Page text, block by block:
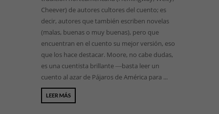
Cheever) de autores cultores del cuento; es
decir, autores que también escriben novelas
(malas, buenas o muy buenas), pero que
encuentran en el cuento su mejor versión, eso
que los hace destacar. Moore, no cabe dudas,
es una cuentista brillante ―basta leer un
cuento al azar de Pájaros de América para ...
LEER MÁS